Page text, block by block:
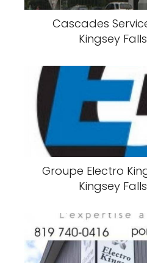
Cascades
Kingsey
Groupe Electro
Kingsey